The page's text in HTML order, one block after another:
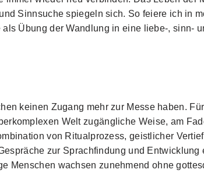
Sinnsuche spiegeln sich. So feiere ich in
Übung der Wandlung in eine liebe-, sinn-
keinen Zugang mehr zur Messe haben.
Welt zugängliche Weise, am
von Ritualprozess, geistlicher
zur Sprachfindung und
Menschen wachsen zunehmend ohne